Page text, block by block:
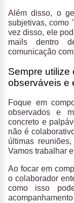
Além disso, o
subjetivas, como
vez disso, ele
mails dentro
comunicação
Sempre utilize
observáveis e
Foque em
observados e
concreto e
não é
últimas
Vamos trabalhar
Ao focar em
o colaborador
como isso